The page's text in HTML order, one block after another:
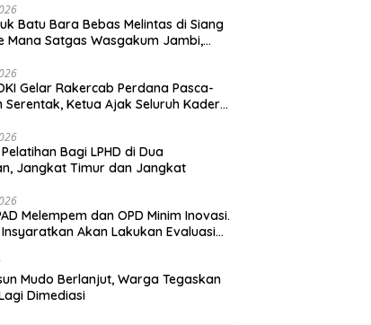
Batu Bara Bebas Melintas di Siang
Mana Satgas Wasgakum Jambi,
Gelar Rakercab Perdana Pasca-
Serentak, Ketua Ajak Seluruh Kader
Bagi LPHD di Dua
Jangkat Timur dan Jangkat
Melempem dan OPD Minim Inovasi.
Insyaratkan Akan Lakukan Evaluasi
Mudo Berlanjut, Warga Tegaskan
Dimediasi